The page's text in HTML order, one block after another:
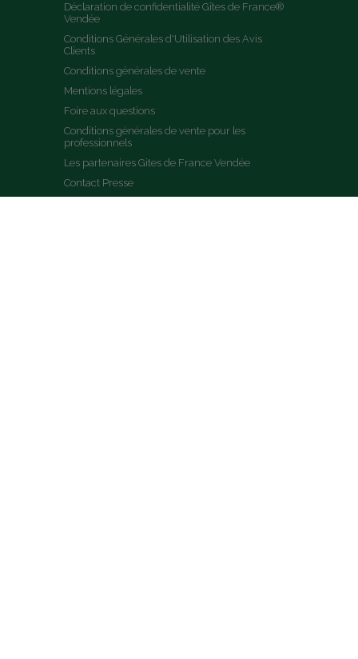
Déclaration de confidentialité Gîtes de France®
Vendée
Conditions Générales d'Utilisation des Avis
Clients
Conditions générales de vente
Mentions légales
Foire aux questions
Conditions générales de vente pour les
professionnels
Les partenaires Gites de France Vendée
Contact Presse